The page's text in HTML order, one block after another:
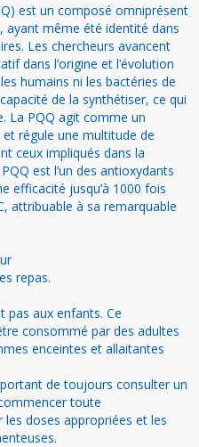
est un composé omniprésent
ayant même été identité dans
Les chercheurs avancent
dans l’origine et l’évolution
humains ni les bactéries de
de la synthétiser, ce qui
La PQQ agit comme un
régule une multitude de
ceux impliqués dans la
est l’un des antioxydants
efficacité jusqu’à 1000 fois
attribuable à sa remarquable
repas.
pas aux enfants. Ce
consommé par des adultes
enceintes et allaitantes
de toujours consulter un
toute
doses appropriées et les